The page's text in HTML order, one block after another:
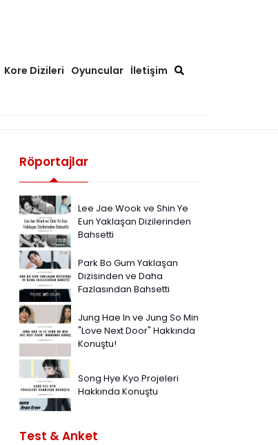
Kore Dizileri Oyuncular İletişim
Röportajlar
Lee Jae Wook ve Shin Ye
Eun Yaklaşan Dizilerinden
Bahsetti
Park Bo Gum Yaklaşan
Dizisinden ve Daha
Fazlasından Bahsetti
Jung Hae In ve Jung So Min
"Love Next Door" Hakkında
Konuştu!
Song Hye Kyo Projeleri
Hakkında Konuştu
Test & Anket